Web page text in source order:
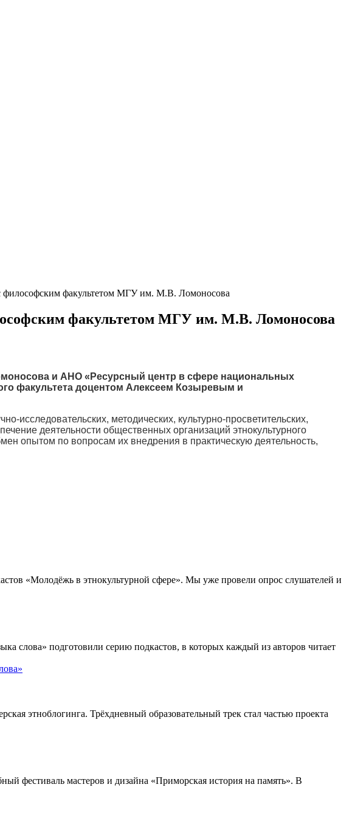
философским факультетом МГУ им. М.В. Ломоносова
факультетом МГУ им. М.В. Ломоносова
и АНО «Ресурсный центр в сфере национальных
факультета доцентом Алексеем Козыревым и
исследовательских, методических, культурно-просветительских,
деятельности общественных организаций этнокультурного
опытом по вопросам их внедрения в практическую деятельность,
«Молодёжь в этнокультурной сфере». Мы уже провели опрос слушателей и
слова» подготовили серию подкастов, в которых каждый из авторов читает
этноблогинга. Трёхдневный образовательный трек стал частью проекта
фестиваль мастеров и дизайна «Приморская история на память». В